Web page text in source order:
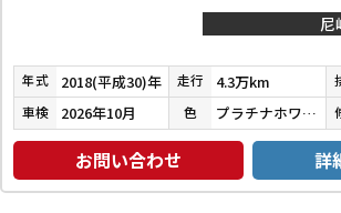
尼
年式 2018(平成30)年 走行 4.3万km
車検 2026年10月 色 プラチナホワイトパール
お問い合わせ 詳